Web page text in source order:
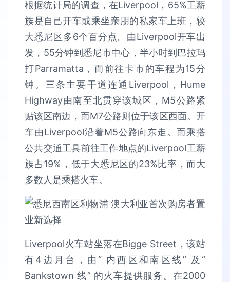
根据统计局的调查，在Liverpool，65%工薪
族是自己开车或乘坐亲朋的私家车上班，较
大悉尼区多6个百分点。由Liverpool开车出
发，55分钟到悉尼市中心，半小时到巴拉玛
打Parramatta，而前往卡市的车程为15分
钟。三条主要干道连通Liverpool，Hume
Highway由南至北贯穿该城区，M5公路紧
贴该区南边，而M7公路则位于该区西面。开
车由Liverpool沿着M5公路向东走。而乘搭
公共交通工具前往工作地点的Liverpool工薪
族占19%，低于大悉尼区的23%比率，而大
多数人是乘搭火车。
Liverpool火车站坐落在Bigge Street，该站
有4边月台，由“ 内西区和南区线” 及“
Bankstown 线” 的火车提供服务。在2000